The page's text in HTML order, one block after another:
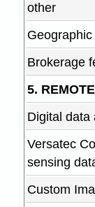
other
Brokerage
5.
Digital data
Versatec
sensing
Custom